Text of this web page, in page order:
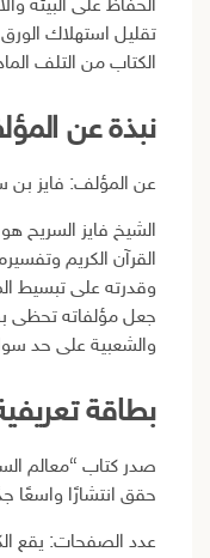
الحفاظ على البيئة
تقليل استهلاك
الكتاب من التلف
نبذة عن
عن المؤلف: فايز بن
الشيخ فايز السريح
القرآن الكريم
وقدرته على تبسيط
جعل مؤلفاته تحظى
والشعبية على حد
بطاقة
حقق انتشارًا واسعًا